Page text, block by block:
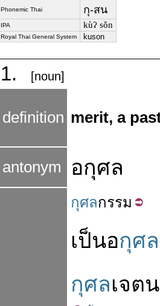
Phonemic Thai กุ-สน
IPA kùʔ sǒn
Royal Thai General System kuson
1. [noun]
definition merit, a
antonym อกุศล
กุศลกรรม
เป็นอกุศล
กุศลเจต